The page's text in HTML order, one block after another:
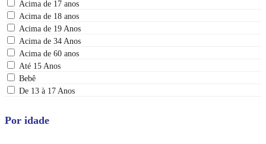
Acima de 17 anos
Acima de 18 anos
Acima de 19 Anos
Acima de 34 Anos
Acima de 60 anos
Até 15 Anos
Bebê
De 13 à 17 Anos
Por idade